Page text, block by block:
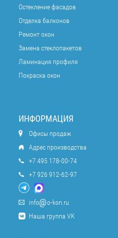
Остекление фасадов
Отделка балконов
Ремонт окон
Замена стеклопакетов
Ламинация профиля
Покраска окон
ИНФОРМАЦИЯ
Офисы продаж
Адрес производства
+7 495 178-00-74
+7 926 912-62-97
info
o-kon.ru
Наша группа VK